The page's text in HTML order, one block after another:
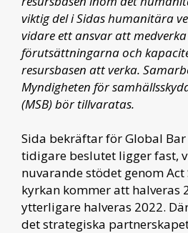
viktig del i Sidas humanitära
vidare ett ansvar att
förutsättningarna och
resursbasen att verka.
Myndigheten för
(MSB) bör tillvaratas.
Sida bekräftar för Global
tidigare beslutet ligger fast,
nuvarande stödet genom Act
kyrkan kommer att halveras
ytterligare halveras 2022.
det strategiska